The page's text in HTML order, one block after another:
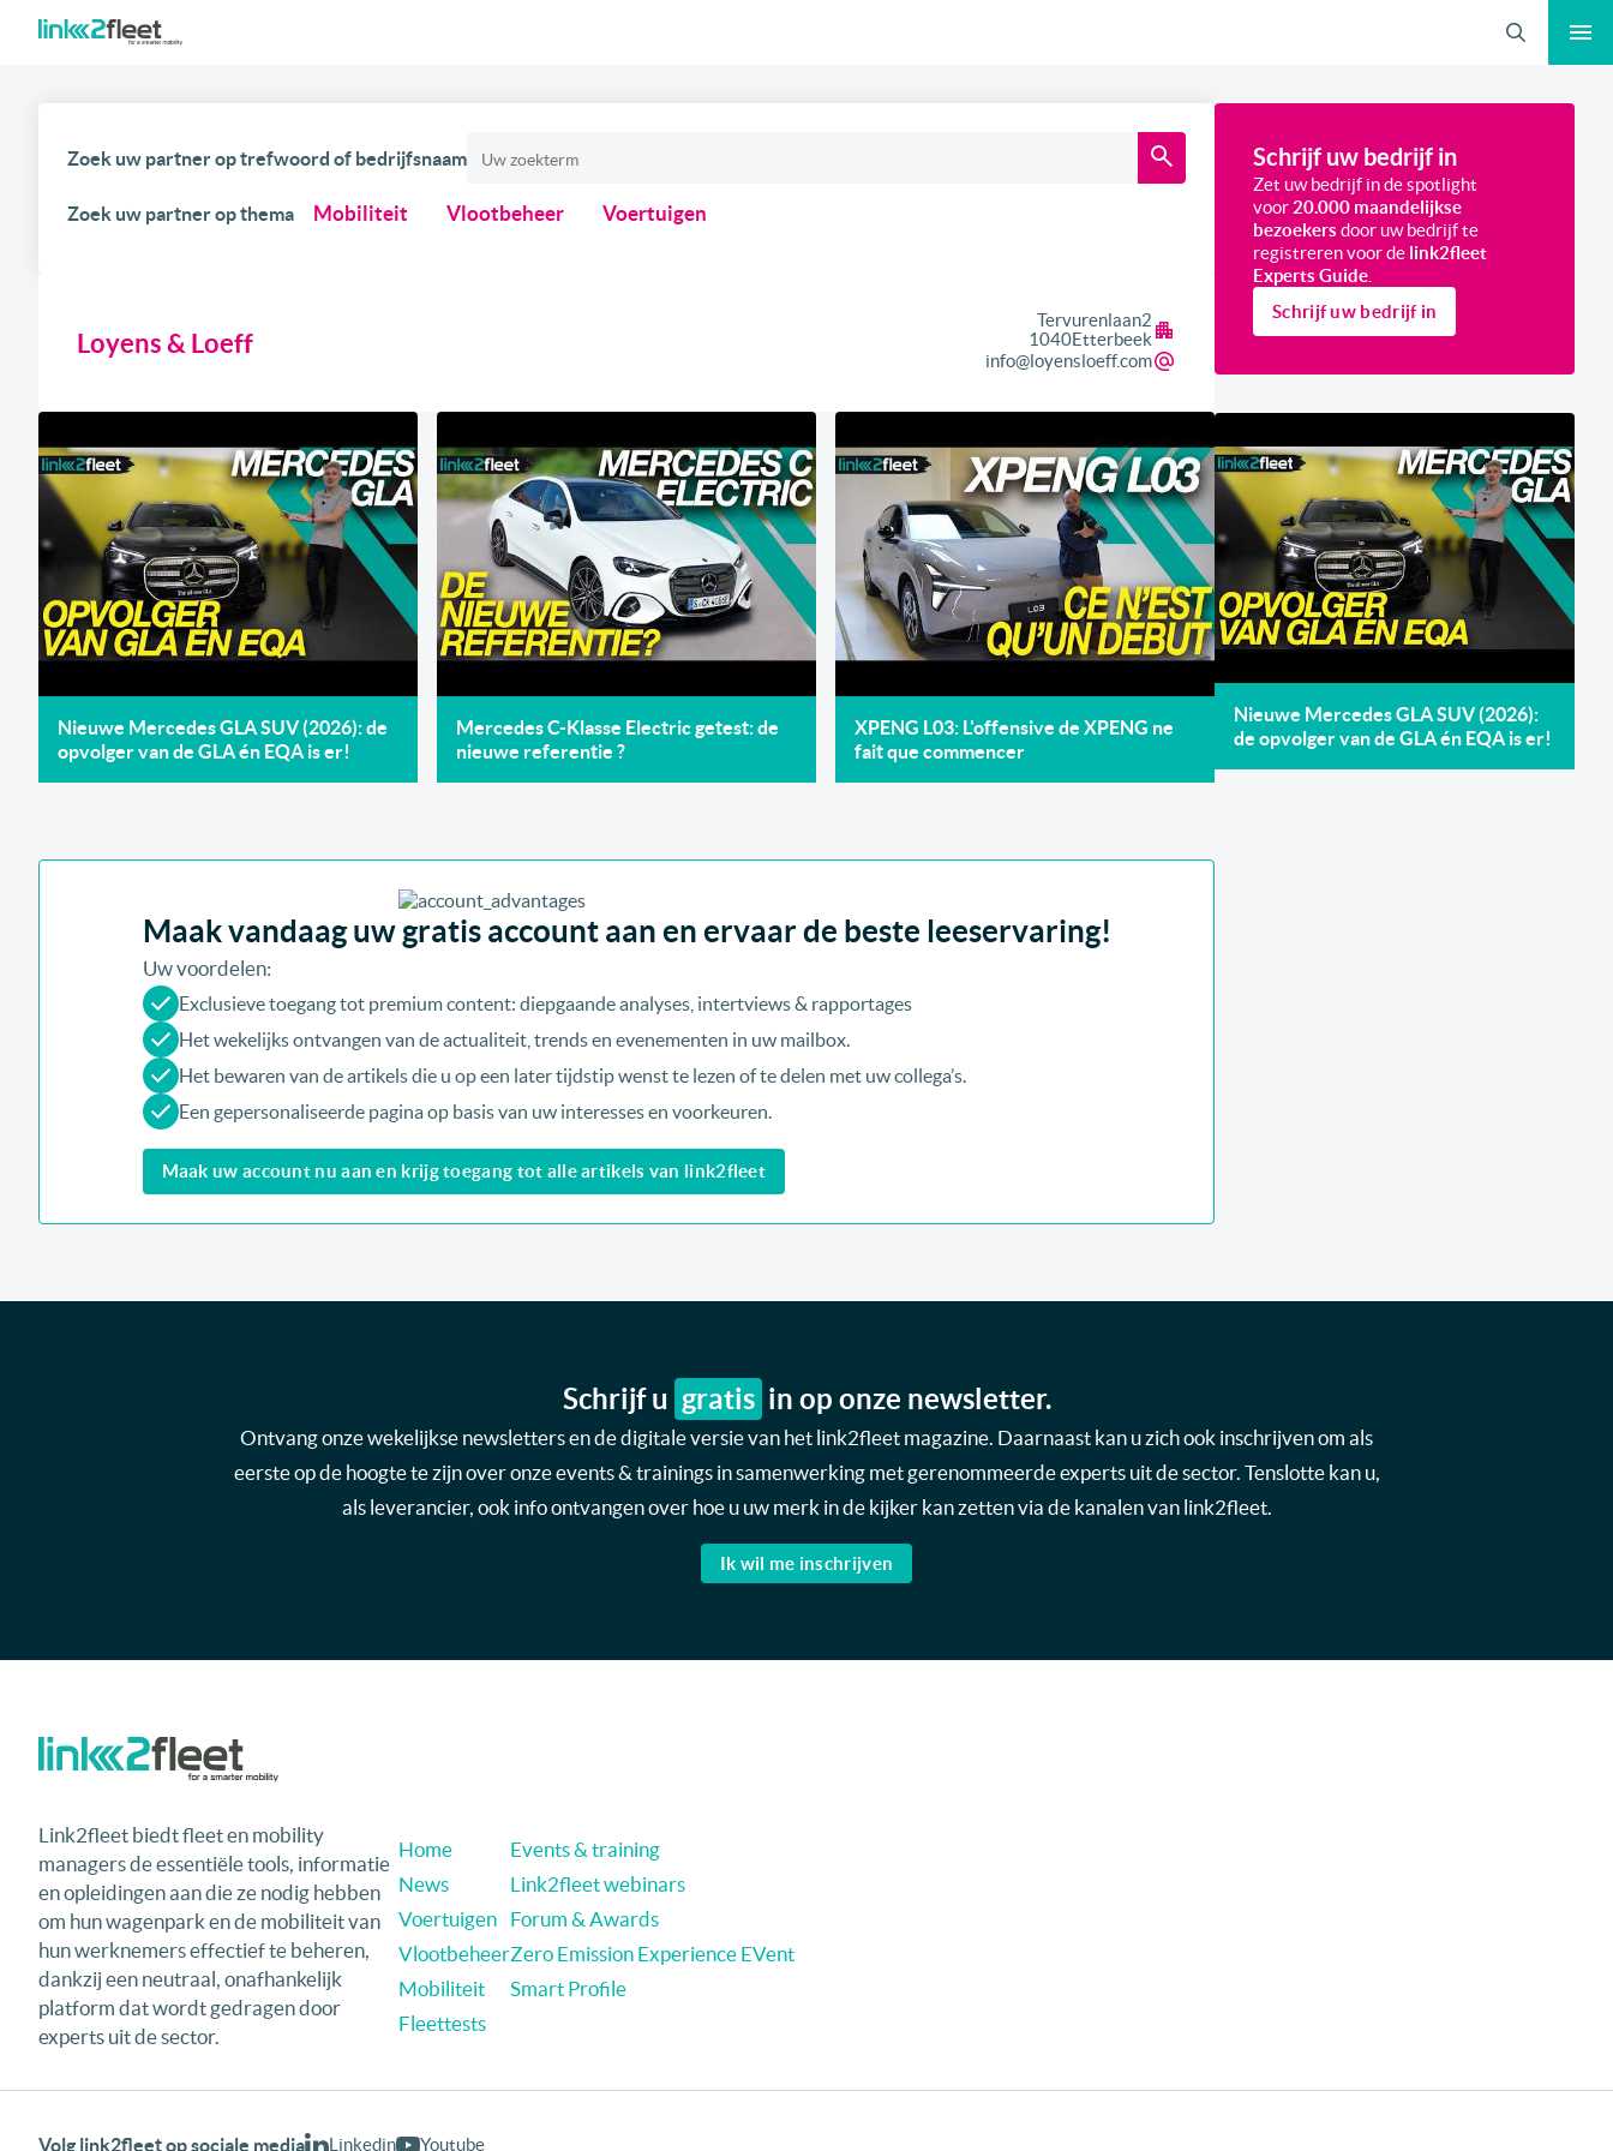
Zoek uw partner op trefwoord of bedrijfsnaam
Zoek uw partner op thema Mobiliteit Vlootbeheer Voertuigen
Loyens & Loeff
Tervurenlaan2
1040Etterbeek
info@loyensloeff.com
Nieuwe Mercedes GLA SUV (2026): de
opvolger van de GLA én EQA is er!
Mercedes C-Klasse Electric getest: de
nieuwe referentie ?
XPENG L03: L'offensive de XPENG ne
fait que commencer
Maak vandaag uw gratis account aan en ervaar de beste leeservaring!
Uw voordelen:
Exclusieve toegang tot premium content: diepgaande analyses, intertviews & rapportages
Het wekelijks ontvangen van de actualiteit, trends en evenementen in uw mailbox.
Het bewaren van de artikels die u op een later tijdstip wenst te lezen of te delen met uw collega’s.
Een gepersonaliseerde pagina op basis van uw interesses en voorkeuren.
Maak uw account nu aan en krijg toegang tot alle artikels van link2fleet
Schrijf uw bedrijf in
Zet uw bedrijf in de spotlight
voor20.000 maandelijkse
bezoekers door uw bedrijf te
registreren voor de link2fleet
Experts Guide.
Schrijf uw bedrijf in
Nieuwe Mercedes GLA SUV (2026):
de opvolger van de GLA én EQA is er!
Schrijf u gratis in op onze newsletter.
Ontvang onze wekelijkse newsletters en de digitale versie van het link2fleet magazine. Daarnaast kan u zich ook inschrijven om als
eerste op de hoogte te zijn over onze events & trainings in samenwerking met gerenommeerde experts uit de sector. Tenslotte kan u,
als leverancier, ook info ontvangen over hoe u uw merk in de kijker kan zetten via de kanalen van link2fleet.
Ik wil me inschrijven
Link2fleet biedt fleet en mobility
managers de essentiële tools, informatie
en opleidingen aan die ze nodig hebben
om hun wagenpark en de mobiliteit van
hun werknemers effectief te beheren,
dankzij een neutraal, onafhankelijk
platform dat wordt gedragen door
experts uit de sector.
Home
News
Voertuigen
Vlootbeheer
Mobiliteit
Fleettests
Events & training
Link2fleet webinars
Forum & Awards
Zero Emission Experience EVent
Smart Profile
Volg link2fleet op sociale media Linkedin Youtube